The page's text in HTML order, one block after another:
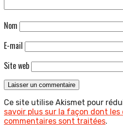
Nom
E-mail
Site web
Ce site utilise Akismet pour
savoir plus sur la façon dont les
commentaires sont traitées.